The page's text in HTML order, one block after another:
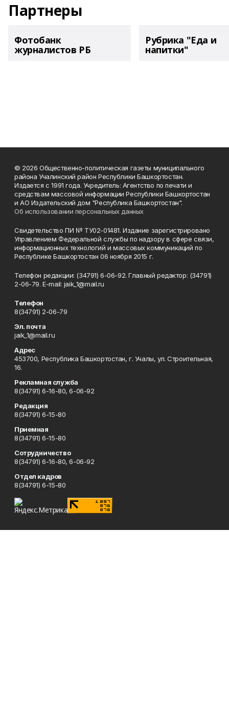
Партнеры
Фотобанк
журналистов РБ
Рубрика "Еда и
напитки"
© 2026 Общественно-политическая газеты муниципального
района Учалинский район Республики Башкортостан.
Издается с 1991 года. Учредитель: Агентство по печати и
средствам массовой информации Республики Башкортостан
и АО Издательский дом "Республика Башкортостан".
Об использовании персональных данных
Свидетельство ПИ № ТУ02-01481. Издание зарегистрировано
Управлением Федеральной службы по надзору в сфере связи,
информационных технологий и массовых коммуникаций по
Республике Башкортостан 06 ноября 2015 г.
Телефон редакции: (34791) 6-06-92. Главный редактор: (34791)
2-06-79. Е-mаil: jaik_1@mail.ru
Телефон
8(34791) 2-06-79
Эл. почта
jaik_1@mail.ru
Адрес
453700, Республика Башкортостан, г. Учалы, ул. Строительная,
16.
Рекламная служба
8(34791) 6-16-80, 6-06-92
Редакция
8(34791) 6-15-80
Приемная
8(34791) 6-15-80
Сотрудничество
8(34791) 6-16-80, 6-06-92
Отдел кадров
8(34791) 6-15-80